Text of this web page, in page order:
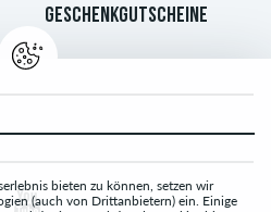
GESCHENKGUTSCHEINE
bieten zu können, setzen wir
(auch von Drittanbietern) ein. Einige